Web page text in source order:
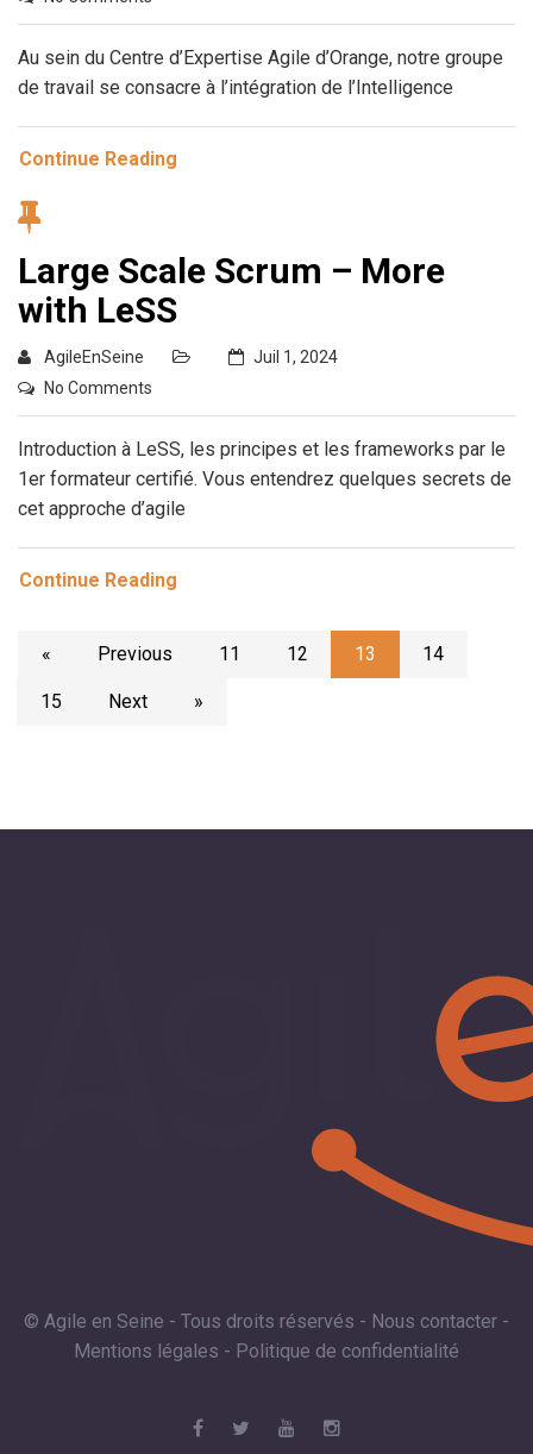
Au sein du Centre d’Expertise Agile d’Orange, notre groupe
de travail se consacre à l’intégration de l’Intelligence
Continue Reading
Large Scale Scrum – More
with LeSS
AgileEnSeine
Juil 1, 2024
No Comments
Introduction à LeSS, les principes et les frameworks par le
1er formateur certifié. Vous entendrez quelques secrets de
cet approche d’agile
Continue Reading
« Previous 11 12 13 14
15 Next »
© Agile en Seine - Tous droits réservés - Nous contacter -
Mentions légales - Politique de confidentialité